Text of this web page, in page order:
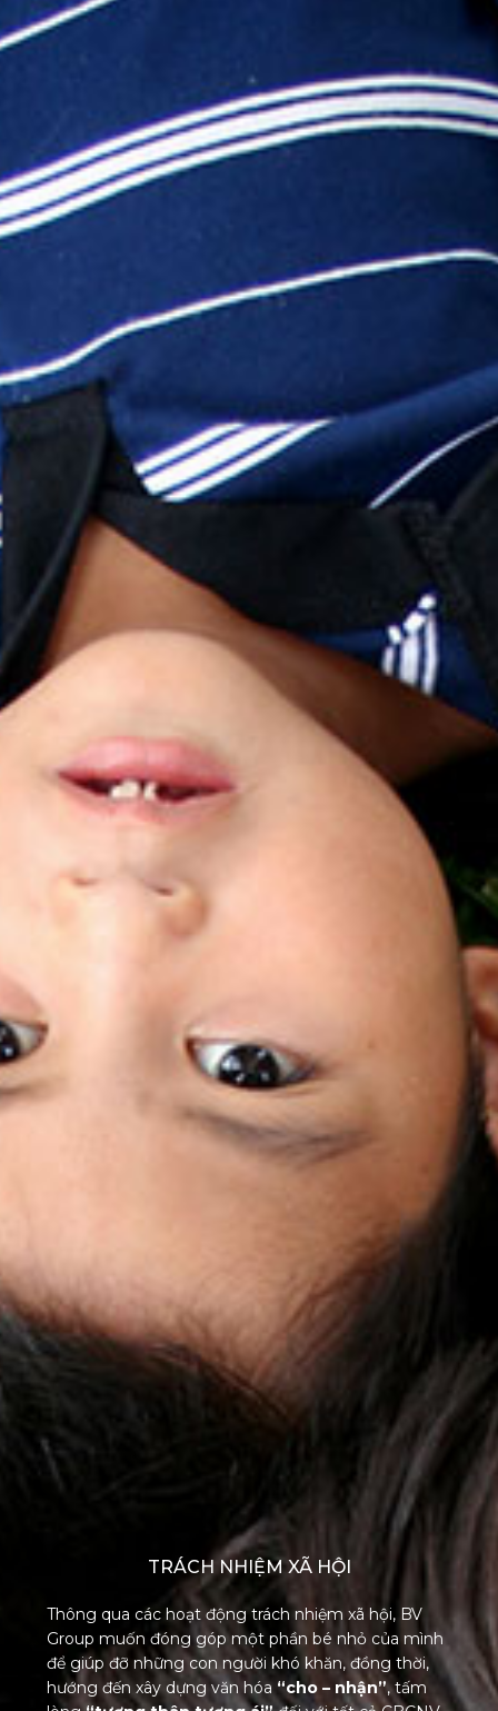
TRÁCH NHIỆM XÃ HỘI
Thông qua các hoạt động trách nhiệm xã hội, BV
Group muốn đóng góp một phần bé nhỏ của mình
để giúp đỡ những con người khó khăn, đồng thời,
hướng đến xây dựng văn hóa “cho – nhận”, tấm